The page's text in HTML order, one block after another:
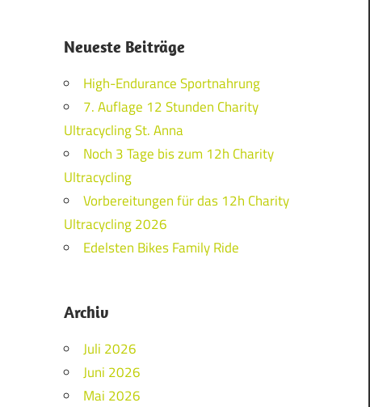
Neueste Beiträge
High-Endurance Sportnahrung
7. Auflage 12 Stunden Charity
Ultracycling St. Anna
Noch 3 Tage bis zum 12h Charity
Ultracycling
Vorbereitungen für das 12h Charity
Ultracycling 2026
Edelsten Bikes Family Ride
Archiv
Juli 2026
Juni 2026
Mai 2026